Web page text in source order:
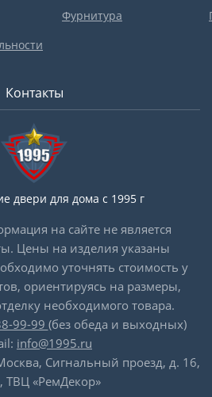
Фурнитура
Контакты
двери для дома с 1995 г
на сайте не является
Цены на изделия указаны
уточнять стоимость у
ориентируясь на размеры,
необходимого товара.
99-99 (без обеда и выходных)
info@1995.ru
Сигнальный проезд, д. 16,
ТВЦ «РемДекор»